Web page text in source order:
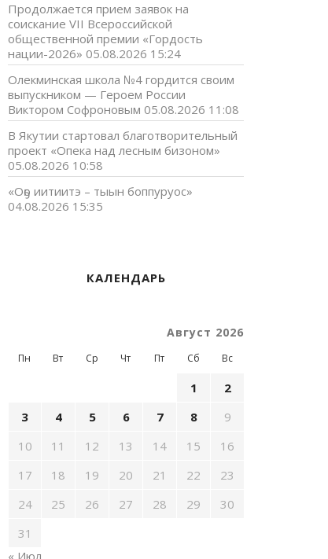
Продолжается прием заявок на
соискание VII Всероссийской
общественной премии «Гордость
нации-2026» 05.08.2026 15:24
Олекминская школа №4 гордится своим
выпускником — Героем России
Виктором Софроновым 05.08.2026 11:08
В Якутии стартовал благотворительный
проект «Опека над лесным бизоном»
05.08.2026 10:58
«Оҕо иитиитэ – тыын боппуруос»
04.08.2026 15:35
КАЛЕНДАРЬ
Август 2026
Пн Вт Ср Чт Пт Сб Вс
1
2
3
4 5 6 7 8
9
10
11 12 13 14 15
16
17
18 19 20 21 22
23
24
25 26 27 28 29
30
31
« Июл